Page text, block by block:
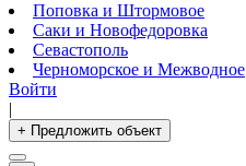
Поповка и Штормовое
Саки и Новофедоровка
Севастополь
Черноморское и Межводное
Войти
|
+ Предложить объект